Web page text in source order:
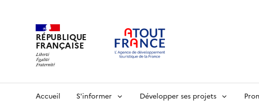
principal
RÉPUBLIQUE
FRANÇAISE
Main
Accueil S'informer Développer ses projets